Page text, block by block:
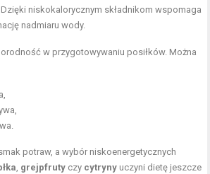
niskokalorycznym składnikom wspomaga
nadmiaru wody.
w przygotowywaniu posiłków. Można
,
potraw, a wybór niskoenergetycznych
, grejpfruty czy cytryny uczyni dietę jeszcze